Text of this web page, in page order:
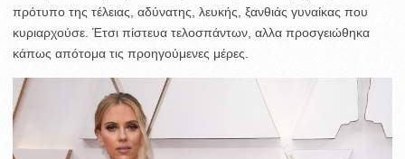
πρότυπο της τέλειας, αδύνατης, λευκής, ξανθιάς γυναίκας που
κυριαρχούσε. Έτσι πίστευα τελοσπάντων, αλλα προσγειώθηκα
κάπως απότομα τις προηγούμενες μέρες.